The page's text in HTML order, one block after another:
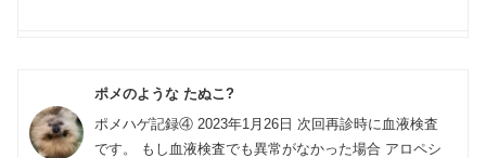
ポメのような たぬこ?
ポメハゲ記録④ 2023年1月26日 次回再診時に血液検査
です。 もし血液検査でも異常がなかった場合 アロペシ